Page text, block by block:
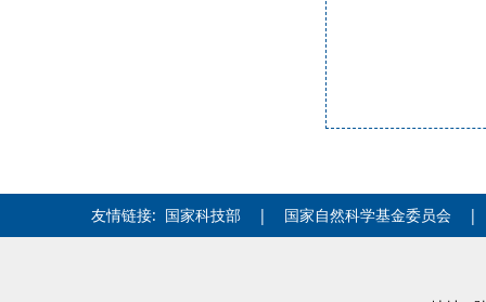
友情链接: 国家科技部 | 国家自然科学基金委员会